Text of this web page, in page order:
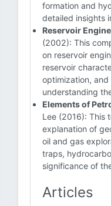
formation and
detailed insights
Reservoir
(2002): This
on reservoir
reservoir
optimization, and
understanding
Elements of
Lee (2016): This
explanation of
oil and gas
traps,
significance of
Articles